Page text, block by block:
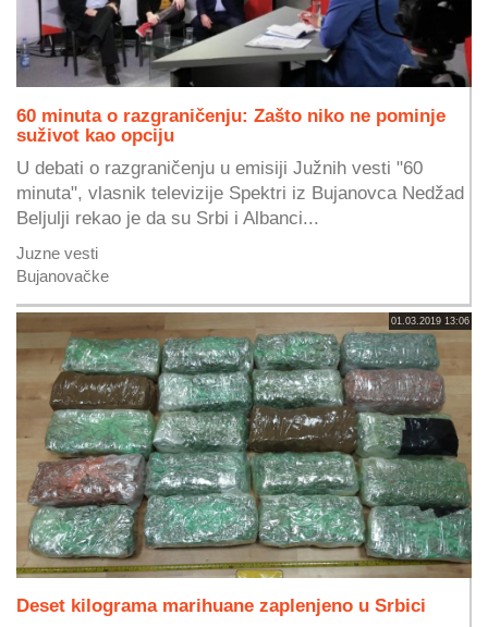
60 minuta o razgraničenju: Zašto niko ne pominje
suživot kao opciju
U debati o razgraničenju u emisiji Južnih vesti "60
minuta", vlasnik televizije Spektri iz Bujanovca Nedžad
Beljulji rekao je da su Srbi i Albanci...
Juzne vesti
Bujanovačke
01.03.2019 13:06
Deset kilograma marihuane zaplenjeno u Srbici